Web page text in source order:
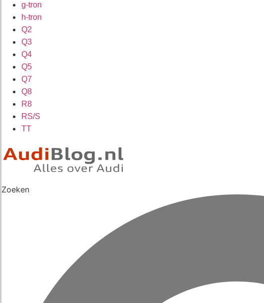
g-tron
h-tron
Q2
Q3
Q4
Q5
Q7
Q8
R8
RS/S
TT
Zoeken